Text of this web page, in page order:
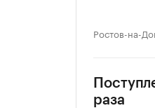
Ростов-на-
раза